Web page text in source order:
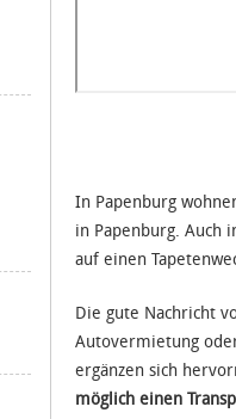
In Papenburg
in Papenburg. Auch
auf einen
Die gute Nachricht
Autovermietung
ergänzen sich
möglich einen